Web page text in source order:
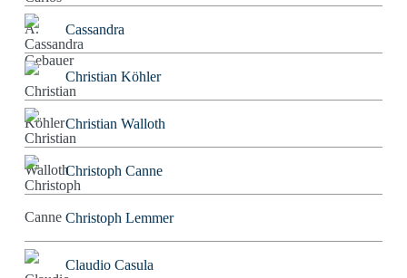
Cassandra
Christian Köhler
Christian Walloth
Christoph Canne
Christoph Lemmer
Claudio Casula